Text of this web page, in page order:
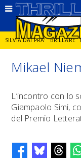
SILVIA DAI PRA' BRILLARE
JORGE DIAZ LA SPIA
DIEGO ZANDEL GLI ANNI
Mikael
L’incontro con lo
Giampaolo Simi,
del Premio